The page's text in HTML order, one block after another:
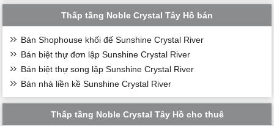
Thấp tầng Noble Crystal Tây Hồ bán
Bán Shophouse khối đế Sunshine Crystal River
Bán biệt thự đơn lập Sunshine Crystal River
Bán biệt thự song lập Sunshine Crystal River
Bán nhà liền kề Sunshine Crystal River
Thấp tầng Noble Crystal Tây Hồ cho thuê